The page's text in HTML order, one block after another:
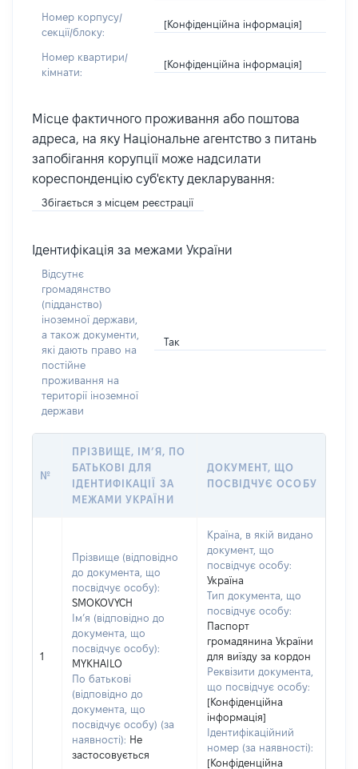
Номер корпусу/
секції/блоку:
[Конфіденційна інформація]
Номер квартири/
кімнати:
[Конфіденційна інформація]
Місце фактичного проживання або поштова
адреса, на яку Національне агентство з питань
запобігання корупції може надсилати
кореспонденцію суб'єкту декларування:
Збігається з місцем реєстрації
Ідентифікація за межами України
Відсутнє
громадянство
(підданство)
іноземної держави,
а також документи,
які дають право на
постійне
проживання на
території іноземної
держави
Так
№
ПРІЗВИЩЕ, ІМ’Я, ПО
БАТЬКОВІ ДЛЯ
ІДЕНТИФІКАЦІЇ ЗА
МЕЖАМИ УКРАЇНИ
ДОКУМЕНТ, ЩО
ПОСВІДЧУЄ ОСОБУ
1
Прізвище (відповідно
до документа, що
посвідчує особу):
SMOKOVYCH
Ім’я (відповідно до
документа, що
посвідчує особу):
MYKHAILO
По батькові
(відповідно до
документа, що
посвідчує особу) (за
наявності): Не
застосовується
Країна, в якій видано
документ, що
посвідчує особу:
Україна
Тип документа, що
посвідчує особу:
Паспорт
громадянина України
для виїзду за кордон
Реквізити документа,
що посвідчує особу:
[Конфіденційна
інформація]
Ідентифікаційний
номер (за наявності):
[Конфіденційна